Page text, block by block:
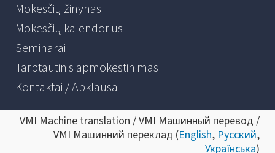
Mokesčių žinynas
Mokesčių kalendorius
Seminarai
Tarptautinis apmokestinimas
Kontaktai / Apklausa
VMI Machine translation / VMI Машинный перевод /
VMI Машинний переклад (English, Русский,
Українська)